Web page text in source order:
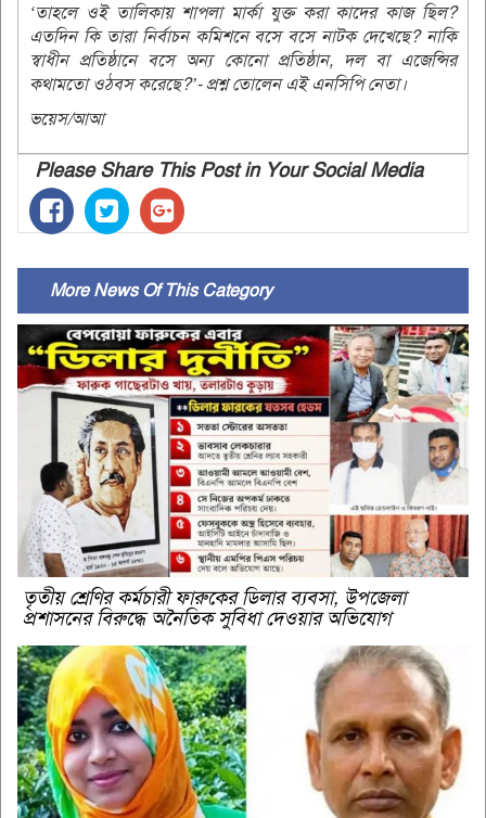
‘তাহলে ওই তালিকায় শাপলা মার্কা যুক্ত করা কাদের কাজ ছিল?
এতদিন কি তারা নির্বাচন কমিশনে বসে বসে নাটক দেখেছে? নাকি
স্বাধীন প্রতিষ্ঠানে বসে অন্য কোনো প্রতিষ্ঠান, দল বা এজেন্সির
কথামতো ওঠবস করেছে?’- প্রশ্ন তোলেন এই এনসিপি নেতা।
ভয়েস/আআ
Please Share This Post in Your Social Media
More News Of This Category
তৃতীয় শ্রেণির কর্মচারী ফারুকের ডিলার ব্যবসা, উপজেলা
প্রশাসনের বিরুদ্ধে অনৈতিক সুবিধা দেওয়ার অভিযোগ